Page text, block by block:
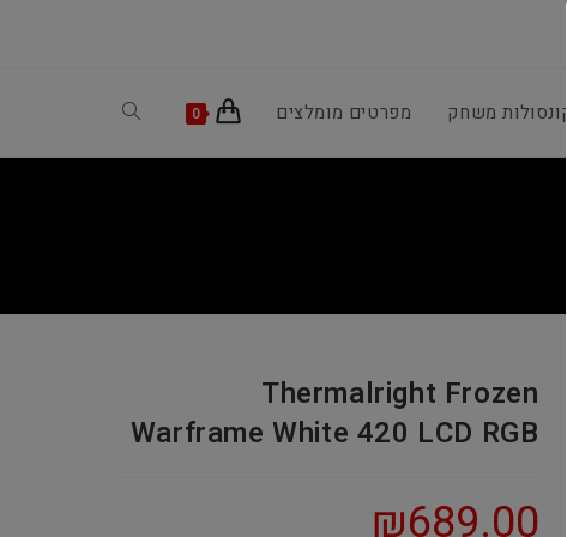
קונסולות משחק מפרטים מומלצים 0
Toggle
Thermalright Frozen
Warframe White 420 LCD RGB
₪689.00